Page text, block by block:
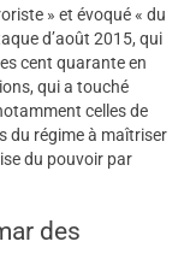
» et évoqué « du
d’août 2015, qui
cent quarante en
qui a touché
celles de
du régime à maîtriser
du pouvoir par
des